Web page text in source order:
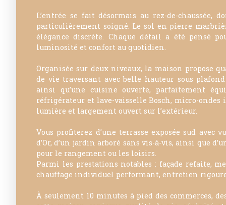
L’entrée se fait désormais au rez-de-chaussée,
particulièrement soigné. Le sol en pierre
élégance discrète. Chaque détail a été pensé
luminosité et confort au quotidien.
Organisée sur deux niveaux, la maison propose
de vie traversant avec belle hauteur sous
ainsi qu’une cuisine ouverte, parfaitement
réfrigérateur et lave-vaisselle Bosch, micro-ondes
lumière et largement ouvert sur l’extérieur.
Vous profiterez d’une terrasse exposée sud avec
d’Or, d’un jardin arboré sans vis-à-vis, ainsi que
pour le rangement ou les loisirs.
Parmi les prestations notables : façade refaite,
chauffage individuel performant, entretien
À seulement 10 minutes à pied des commerces,